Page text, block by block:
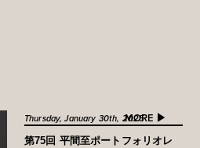
MORE ▶︎
Thursday, January 30th, 2025
第75回 平間至ポートフォリオレ